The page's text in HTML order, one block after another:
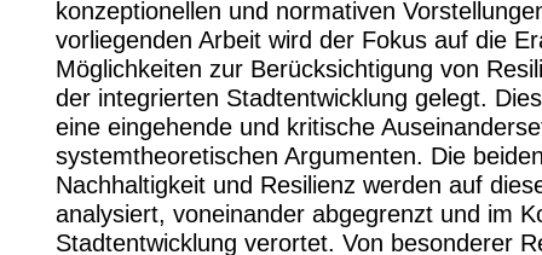
konzeptionellen und normativen
vorliegenden Arbeit wird der Fokus auf die
Möglichkeiten zur Berücksichtigung von
der integrierten Stadtentwicklung gelegt.
eine eingehende und kritische
systemtheoretischen Argumenten. Die
Nachhaltigkeit und Resilienz werden auf
analysiert, voneinander abgegrenzt und im
Stadtentwicklung verortet. Von besonderer